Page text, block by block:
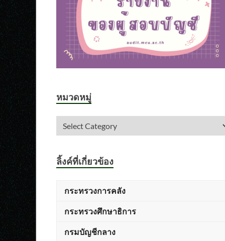
หมวดหมู่
ลิ้งค์ที่เกี่ยวข้อง
กระทรวงการคลัง
กระทรวงศึกษาธิการ
กรมบัญชีกลาง